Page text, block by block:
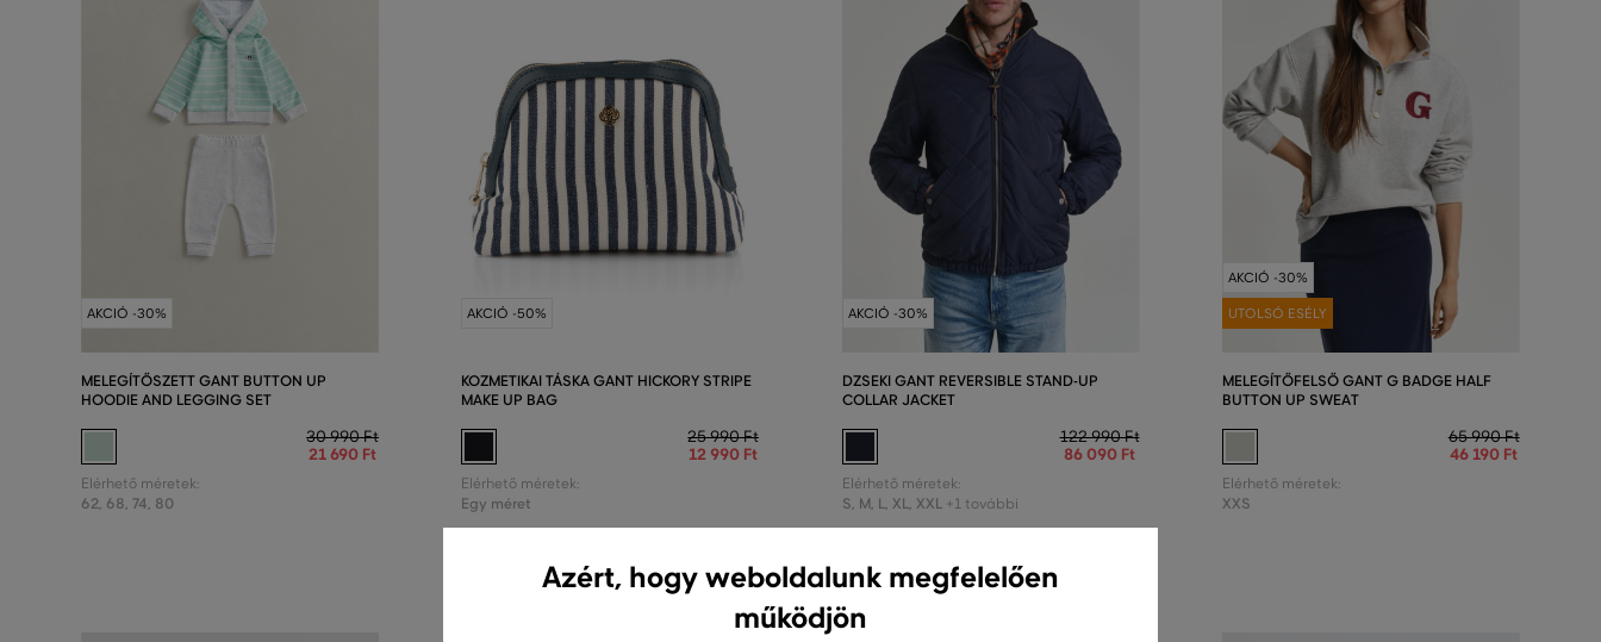
AKCIÓ -30%
MELEGÍTŐSZETT GANT BUTTON UP
HOODIE AND LEGGING SET
30 990 Ft
21 690 Ft
Elérhető méretek:
62, 68, 74, 80
AKCIÓ -50%
KOZMETIKAI TÁSKA GANT HICKORY STRIPE
MAKE UP BAG
25 990 Ft
12 990 Ft
Elérhető méretek:
Egy méret
AKCIÓ -30%
DZSEKI GANT REVERSIBLE STAND-UP
COLLAR JACKET
122 990 Ft
86 090 Ft
Elérhető méretek:
S, M, L, XL, XXL +1 további
AKCIÓ -30%
UTOLSÓ ESÉLY
MELEGÍTŐFELSŐ GANT G BADGE HALF
BUTTON UP SWEAT
65 990 Ft
46 190 Ft
Elérhető méretek:
XXS
Azért, hogy weboldalunk megfelelően
működjön